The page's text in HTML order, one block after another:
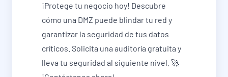
¡Protege tu negocio hoy! Descubre
cómo una DMZ puede blindar tu red y
garantizar la seguridad de tus datos
críticos. Solicita una auditoría gratuita y
lleva tu seguridad al siguiente nivel. 🚀